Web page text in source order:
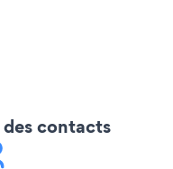
des contacts